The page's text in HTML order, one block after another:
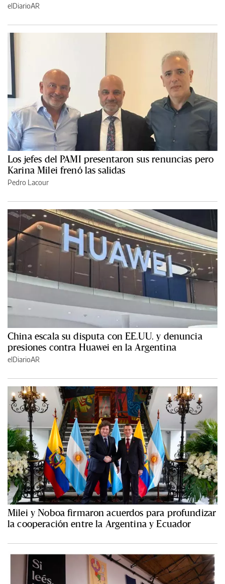
elDiarioAR
Los jefes del PAMI presentaron sus renuncias pero
Karina Milei frenó las salidas
Pedro Lacour
China escala su disputa con EE.UU. y denuncia
presiones contra Huawei en la Argentina
elDiarioAR
Milei y Noboa firmaron acuerdos para profundizar
la cooperación entre la Argentina y Ecuador